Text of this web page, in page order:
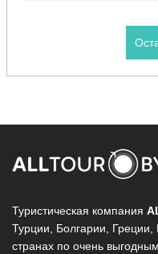
Туристическая компания
Турции, Болгарии,
странах по очень